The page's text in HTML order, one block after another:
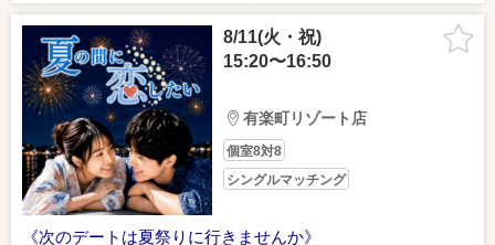
8/11(火・祝)
15:20〜16:50
有楽町リゾート店
個室8対8
シングルマッチング
《次のデートは夏祭りに行きませんか》